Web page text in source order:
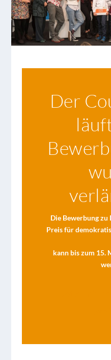
Der
Die Bewerbung
Preis für
kann bis zum 15.